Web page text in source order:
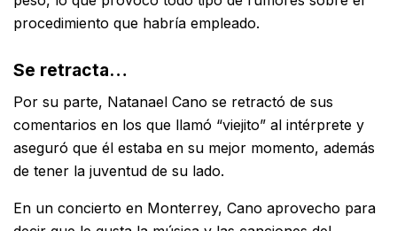
procedimiento que habría empleado.
Se retracta…
Por su parte, Natanael Cano se retractó de sus
comentarios en los que llamó “viejito” al intérprete y
aseguró que él estaba en su mejor momento, además
de tener la juventud de su lado.
En un concierto en Monterrey, Cano aprovecho para